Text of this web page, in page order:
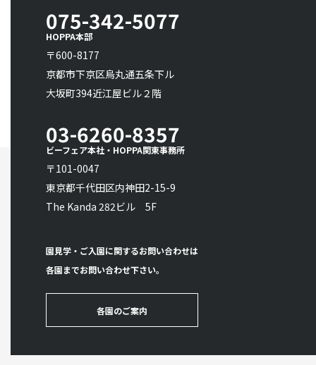
075-342-5077
HOPPA本部
〒600-8177
京都市下京区烏丸通五条下ル
大坂町394近江屋ビル２階
03-6260-8357
ビーフェア本社・HOPPA関東事務所
〒101-0047
東京都千代田区内神田2-15-9
The Kanda 282ビル 5F
園見学・ご入園に関するお問い合わせは
各園までお問い合わせ下さい。
各園のご案内